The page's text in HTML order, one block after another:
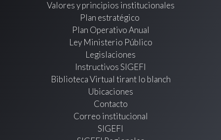
Valores y principios institucionales
Plan estratégico
Plan Operativo Anual
Ley Ministerio Público
Legislaciones
Instructivos SIGEFI
Biblioteca Virtual tirant lo blanch
Ubicaciones
Contacto
Correo institucional
SIGEFI